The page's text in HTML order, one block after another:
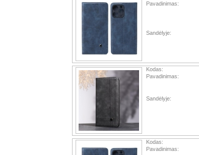
Pavadinimas:
Sandėlyje:
Kodas:
Pavadinimas:
Sandėlyje:
Kodas:
Pavadinimas: